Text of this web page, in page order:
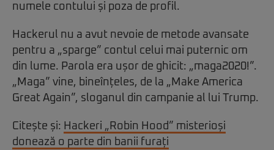
numele contului și poza de profil.
Hackerul nu a avut nevoie de metode avansate
pentru a „sparge” contul celui mai puternic om
din lume. Parola era ușor de ghicit: „maga2020!”.
„Maga” vine, bineînțeles, de la „Make America
Great Again”, sloganul din campanie al lui Trump.
Citește și: Hackeri „Robin Hood” misterioși
donează o parte din banii furați